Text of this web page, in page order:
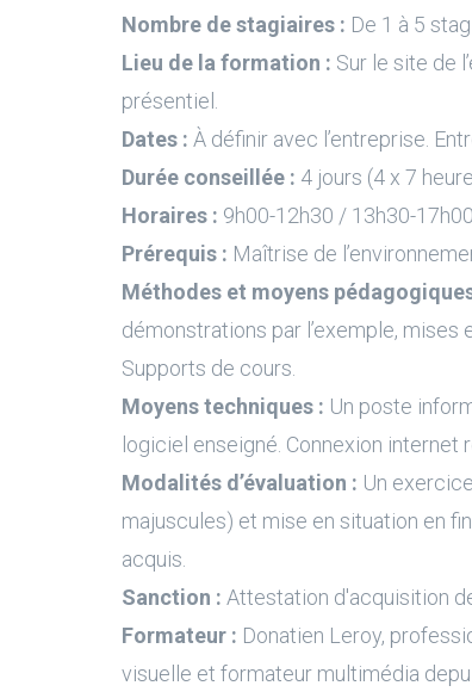
Nombre de stagiaires : De 1 à 5
Lieu de la formation : Sur le site de
présentiel.
Dates : À définir avec l’entreprise.
Durée conseillée : 4 jours (4 x 7
Horaires : 9h00-12h30 / 13h30-17h00
Prérequis : Maîtrise de
Méthodes et moyens
démonstrations par l’exemple, mises
Supports de cours.
Moyens techniques : Un poste
logiciel enseigné. Connexion internet
Modalités d’évaluation : Un
majuscules) et mise en situation en
acquis.
Sanction : Attestation d'acquisition
Formateur : Donatien Leroy,
visuelle et formateur multimédia